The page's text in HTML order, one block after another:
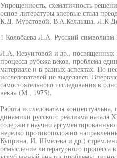
Упрощенность, схематичность
основ литературы впервые стала
К.Д. Муратовой, В.А.Келдыша, Л.К
1 Колобаева Л.А. Русский
Л.А, Иезуитовой и др., посвященных
процесса рубежа веков, проблема
материале и в разных аспектах. Но
исследователей не выделялся.
самостоятельного исследования в
века» (М., 1975).
Работа исследователя
динамики русского реализма начала
содержит научно
нередко противоположно
Куприна, И. Шмелева и др.)
осмысление литературного процесса